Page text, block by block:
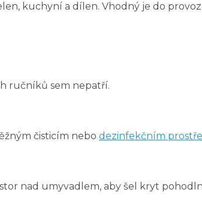
kuchyní a dílen. Vhodný je do
ručníků sem nepatří.
čisticím nebo dezinfekčním
nad umyvadlem, aby šel kryt